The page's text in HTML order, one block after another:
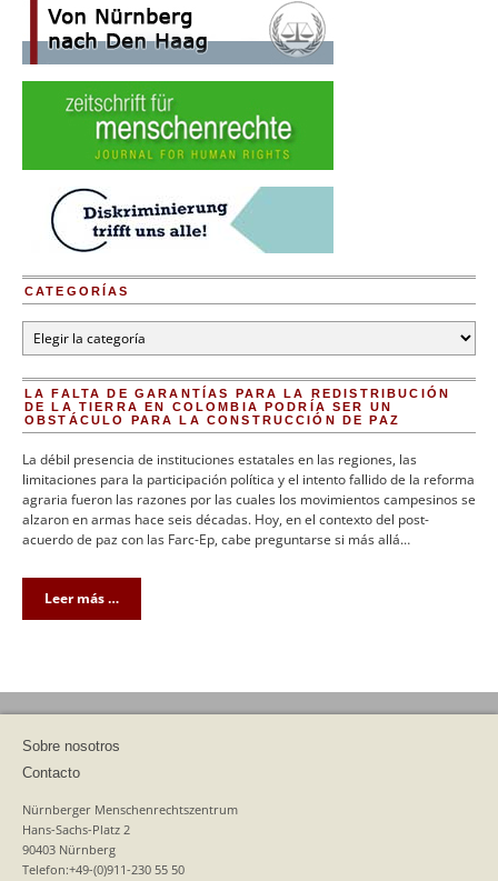
CATEGORÍAS
Categorías
LA FALTA DE GARANTÍAS PARA LA REDISTRIBUCIÓN
DE LA TIERRA EN COLOMBIA PODRÍA SER UN
OBSTÁCULO PARA LA CONSTRUCCIÓN DE PAZ
La débil presencia de instituciones estatales en las regiones, las
limitaciones para la participación política y el intento fallido de la reforma
agraria fueron las razones por las cuales los movimientos campesinos se
alzaron en armas hace seis décadas. Hoy, en el contexto del post-
acuerdo de paz con las Farc-Ep, cabe preguntarse si más allá…
Leer más …
Sobre nosotros
Contacto
Nürnberger Menschenrechtszentrum
Hans-Sachs-Platz 2
90403 Nürnberg
Telefon:+49-(0)911-230 55 50